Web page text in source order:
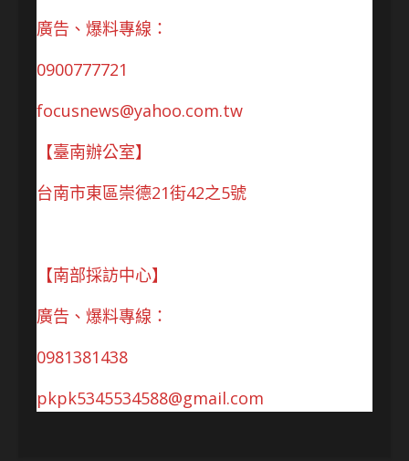
廣告、爆料專線：
0900777721
focusnews@yahoo.com.tw
【臺南辦公室】
台南市東區崇德21街42之5號
【南部採訪中心】
廣告、爆料專線：
0981381438
pkpk5345534588@gmail.com